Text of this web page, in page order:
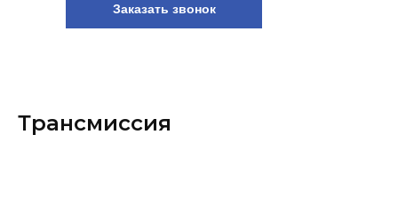
Заказать звонок
Трансмиссия